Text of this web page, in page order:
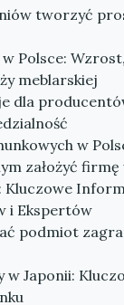
tworzyć
Polsce:
meblarskiej
dla
w
założyć firmę
Kluczowe
i Ekspertów
podmiot
w Japonii: